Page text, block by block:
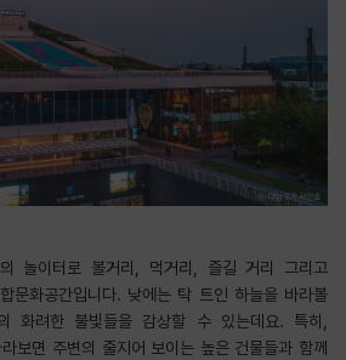
놀이터로 볼거리, 먹거리, 즐길 거리 그리고
문화공간입니다. 낮에는 탁 트인 하늘을 바라볼
화려한 불빛들을 감상할 수 있는데요. 특히,
보면 주변의 줄지어 보이는 높은 건물들과 함께